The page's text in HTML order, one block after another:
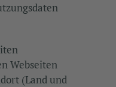
Webseiten
(Land und